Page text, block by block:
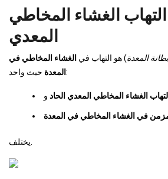
الغشاء المخاطي
المعدي
المعدة) هو التهاب في الغشاء المخاطي في
المعدة حيث واحد:
التهاب الغشاء المخاطي المعدي الحاد و
مزمن في الغشاء المخاطي في المعدة